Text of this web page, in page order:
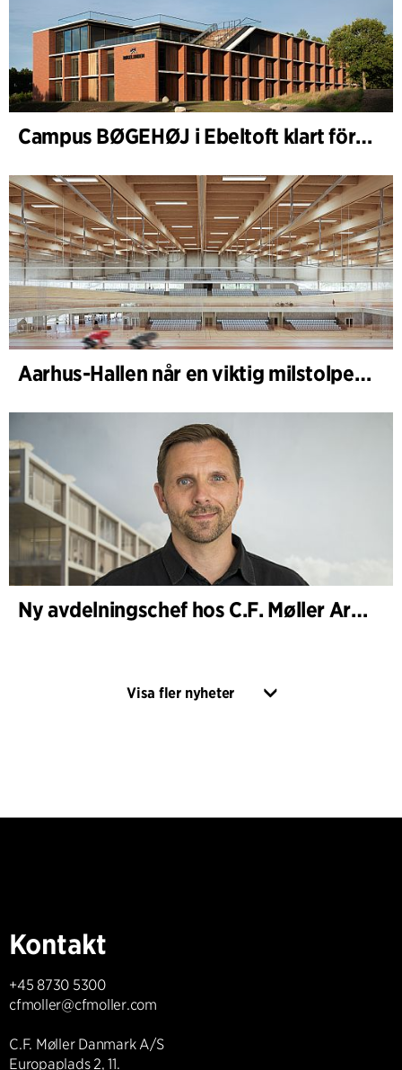
Campus BØGEHØJ i Ebeltoft klart för invigning: Unik träbyggnad färdigställd
Aarhus-Hallen når en viktig milstolpe i den pågående skissprocessen
Ny avdelningschef hos C.F. Møller Architects i Köpenhamn
Visa fler nyheter
Kontakt
+45 8730 5300
cfmoller@cfmoller.com
C.F. Møller Danmark A/S
Europaplads 2, 11.